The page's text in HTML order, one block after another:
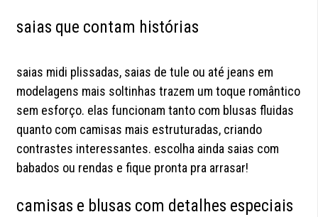
saias que contam histórias
saias midi plissadas, saias de tule ou até jeans em
modelagens mais soltinhas trazem um toque romântico
sem esforço. elas funcionam tanto com blusas fluidas
quanto com camisas mais estruturadas, criando
contrastes interessantes. escolha ainda saias com
babados ou rendas e fique pronta pra arrasar!
camisas e blusas com detalhes especiais